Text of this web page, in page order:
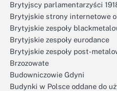
Brytyjscy parlamentarzyści
Brytyjskie strony internetowe
Brytyjskie zespoły
Brytyjskie zespoły eurodance
Brytyjskie zespoły post-
Brzozowate
Budowniczowie Gdyni
Budynki w Polsce oddane do